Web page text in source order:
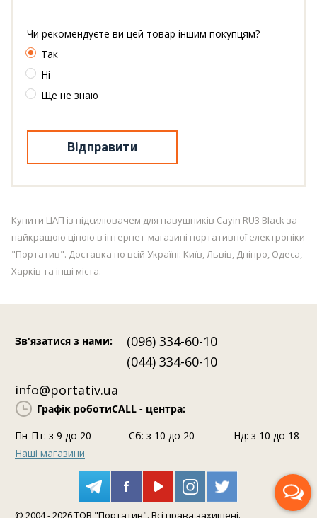
Чи рекомендуєте ви цей товар іншим покупцям?
Так
Ні
Ще не знаю
Відправити
Купити ЦАП із підсилювачем для навушників Cayin RU3 Black за
найкращою ціною в інтернет-магазині портативної електроніки
"Портатив". Доставка по всій Україні: Київ, Львів, Дніпро, Одеса,
Харків та інші міста.
Зв'язатися з нами:
(096) 334-60-10
(044) 334-60-10
info@portativ.ua
Графік роботиCALL - центра:
Пн-Пт: з 9 до 20
Сб: з 10 до 20
Нд: з 10 до 18
Наші магазини
© 2004 - 2026 ТОВ "Портатив". Всі права захищені.
Передзвоніть мені